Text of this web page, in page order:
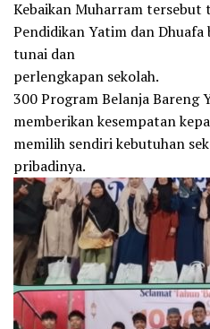
Kebaikan Muharram tersebut
Pendidikan Yatim dan
tunai dan
perlengkapan sekolah.
300 Program Belanja Bareng
memberikan kesempatan
memilih sendiri kebutuhan
pribadinya.